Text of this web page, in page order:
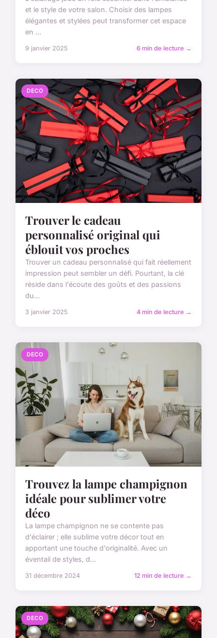
et le style de votre salon. Choisir des lampes
élégantes et stylées peut transformer cet espace
en ...
9 janvier 2025 6 min de lecture →
DECO
Trouver le cadeau
personnalisé original qui
éblouit vos proches
Trouver un cadeau personnalisé qui fait réellement
impression peut sembler un défi. Pourtant, la clé
réside dans l'écoute des goûts et des passions
du...
3 janvier 2025 4 min de lecture →
DECO
Trouvez la lampe champignon
idéale pour sublimer votre
déco
La lampe champignon ne se contente pas
d'éclairer ; elle sublime votre décor tout en
apportant une touche d'originalité. Avec un
éventail de styles, d...
31 décembre 2024 12 min de lecture →
DECO